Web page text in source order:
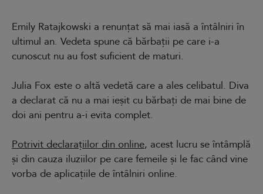
Emily Ratajkowski a renunțat să mai iasă a întâlniri în
ultimul an. Vedeta spune că bărbații pe care i-a
cunoscut nu au fost suficient de maturi.
Julia Fox este o altă vedetă care a ales celibatul. Diva
a declarat că nu a mai ieșit cu bărbați de mai bine de
doi ani pentru a-i evita complet.
Potrivit declarațiilor din online, acest lucru se întâmplă
și din cauza iluziilor pe care femeile și le fac când vine
vorba de aplicațiile de întâlniri online.